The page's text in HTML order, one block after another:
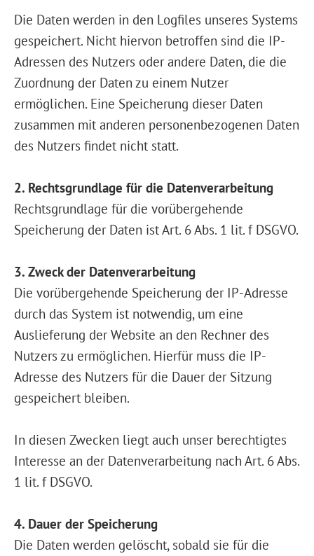
Die Daten werden in den Logfiles unseres Systems
gespeichert. Nicht hiervon betroffen sind die IP-
Adressen des Nutzers oder andere Daten, die die
Zuordnung der Daten zu einem Nutzer
ermöglichen. Eine Speicherung dieser Daten
zusammen mit anderen personenbezogenen Daten
des Nutzers findet nicht statt.
2. Rechtsgrundlage für die Datenverarbeitung
Rechtsgrundlage für die vorübergehende
Speicherung der Daten ist Art. 6 Abs. 1 lit. f DSGVO.
3. Zweck der Datenverarbeitung
Die vorübergehende Speicherung der IP-Adresse
durch das System ist notwendig, um eine
Auslieferung der Website an den Rechner des
Nutzers zu ermöglichen. Hierfür muss die IP-
Adresse des Nutzers für die Dauer der Sitzung
gespeichert bleiben.
In diesen Zwecken liegt auch unser berechtigtes
Interesse an der Datenverarbeitung nach Art. 6 Abs.
1 lit. f DSGVO.
4. Dauer der Speicherung
Die Daten werden gelöscht, sobald sie für die